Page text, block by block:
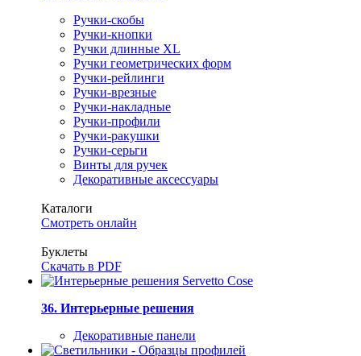
Ручки-скобы
Ручки-кнопки
Ручки длинные XL
Ручки геометрических форм
Ручки-рейлинги
Ручки-врезные
Ручки-накладные
Ручки-профили
Ручки-ракушки
Ручки-серьги
Винты для ручек
Декоративные аксессуары
Каталоги
Смотреть онлайн
Буклеты
Скачать в PDF
36. Интерьерные решения
Декоративные панели